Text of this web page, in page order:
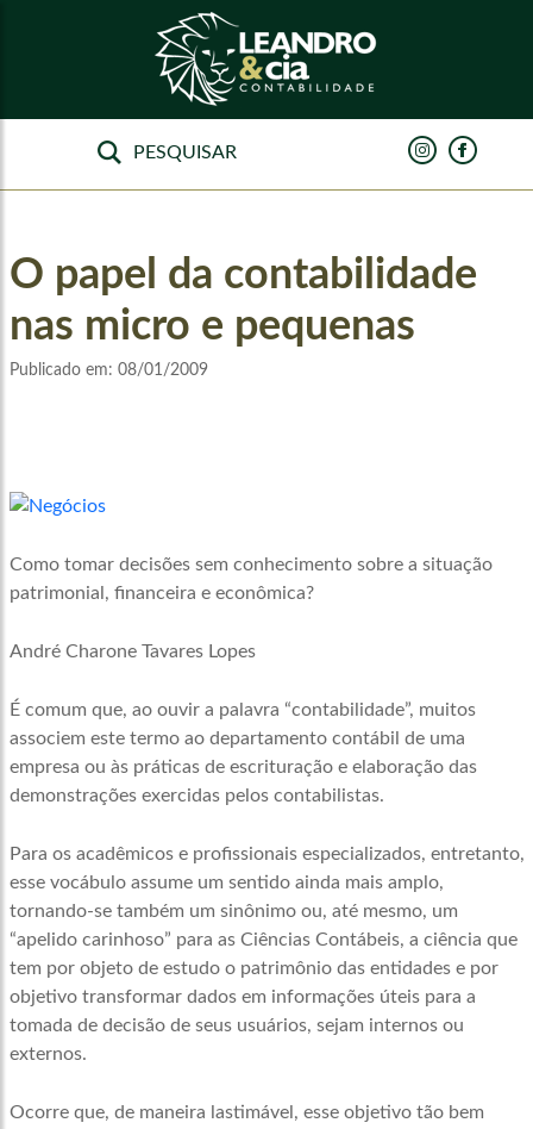
O papel da contabilidade
nas micro e pequenas
Publicado em: 08/01/2009
Como tomar decisões sem conhecimento sobre a situação
patrimonial, financeira e econômica?
André Charone Tavares Lopes
É comum que, ao ouvir a palavra “contabilidade”, muitos
associem este termo ao departamento contábil de uma
empresa ou às práticas de escrituração e elaboração das
demonstrações exercidas pelos contabilistas.
Para os acadêmicos e profissionais especializados, entretanto,
esse vocábulo assume um sentido ainda mais amplo,
tornando-se também um sinônimo ou, até mesmo, um
“apelido carinhoso” para as Ciências Contábeis, a ciência que
tem por objeto de estudo o patrimônio das entidades e por
objetivo transformar dados em informações úteis para a
tomada de decisão de seus usuários, sejam internos ou
externos.
Ocorre que, de maneira lastimável, esse objetivo tão bem